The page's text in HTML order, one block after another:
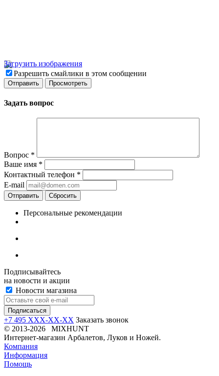
Загрузить изображения
Разрешить смайлики в этом сообщении
Задать вопрос
Вопрос *
Ваше имя *
Контактный телефон *
E-mail
Отправить Сбросить
Персональные рекомендации
Подписывайтесь
на новости и акции
Новости магазина
+7 495 XXX-XX-XX Заказать звонок
© 2013-2026 MIXHUNT
Интернет-магазин Арбалетов, Луков и Ножей.
Компания
Информация
Помощь